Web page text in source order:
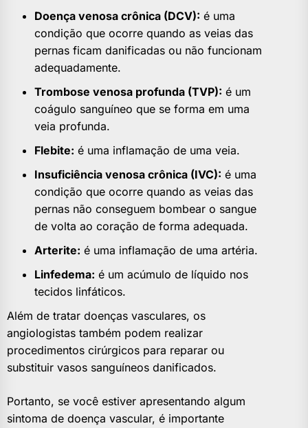
Doença venosa crônica (DCV): é uma
condição que ocorre quando as veias das
pernas ficam danificadas ou não funcionam
adequadamente.
Trombose venosa profunda (TVP): é um
coágulo sanguíneo que se forma em uma
veia profunda.
Flebite: é uma inflamação de uma veia.
Insuficiência venosa crônica (IVC): é uma
condição que ocorre quando as veias das
pernas não conseguem bombear o sangue
de volta ao coração de forma adequada.
Arterite: é uma inflamação de uma artéria.
Linfedema: é um acúmulo de líquido nos
tecidos linfáticos.
Além de tratar doenças vasculares, os
angiologistas também podem realizar
procedimentos cirúrgicos para reparar ou
substituir vasos sanguíneos danificados.
Portanto, se você estiver apresentando algum
sintoma de doença vascular, é importante